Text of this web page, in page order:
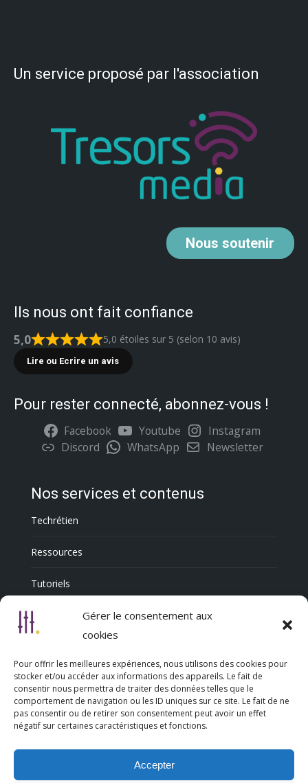
Gérer le consentement aux
cookies
Pour offrir les meilleures expériences, nous utilisons des cookies pour
stocker et/ou accéder aux informations des appareils. Le fait de
consentir nous permettra de traiter des données telles que le
comportement de navigation ou les ID uniques sur ce site. Le fait de ne
pas consentir ou de retirer son consentement peut avoir un effet
négatif sur certaines caractéristiques et fonctions.
Accepter
Un service proposé par l'association
Noussoutenir
Ils nous ont fait confiance
5,0 5,0 étoiles sur 5 (selon 10 avis)
Lire ou Ecrire un avis
Pour rester connecté, abonnez-vous !
Facebook Youtube
Instagram
Discord
WhatsApp Newsletter
Nos services et contenus
Techrétien
Ressources
Tutoriels
Annuaire Professionnel
Nous découvrir
Qui sommes-nous
L’association Trésorsmédia